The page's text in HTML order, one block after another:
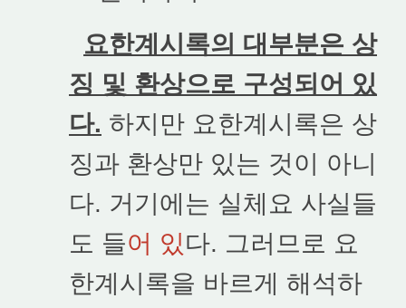
요한계시록의 대부분은 상
징 및 환상으로 구성되어 있
다. 하지만 요한계시록은 상
징과 환상만 있는 것이 아니
다. 거기에는 실체요 사실들
도 들어 있다. 그러므로 요
한계시록을 바르게 해석하